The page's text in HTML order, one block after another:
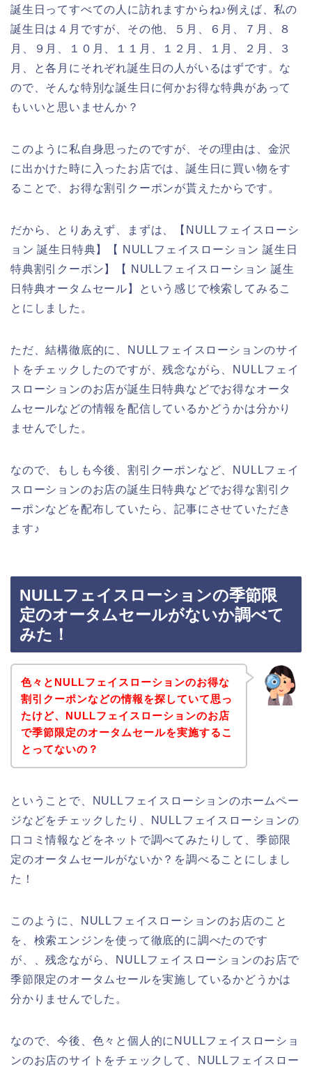
誕生日ってすべての人に訪れますからね♪例えば、私の
誕生日は４月ですが、その他、５月、６月、７月、８
月、９月、１０月、１１月、１２月、１月、２月、３
月、と各月にそれぞれ誕生日の人がいるはずです。な
ので、そんな特別な誕生日に何かお得な特典があって
もいいと思いませんか？
このように私自身思ったのですが、その理由は、金沢
に出かけた時に入ったお店では、誕生日に買い物をす
ることで、お得な割引クーポンが貰えたからです。
だから、とりあえず、まずは、【NULLフェイスローシ
ョン 誕生日特典】【 NULLフェイスローション 誕生日
特典割引クーポン】【 NULLフェイスローション 誕生
日特典オータムセール】という感じで検索してみるこ
とにしました。
ただ、結構徹底的に、NULLフェイスローションのサイ
トをチェックしたのですが、残念ながら、NULLフェイ
スローションのお店が誕生日特典などでお得なオータ
ムセールなどの情報を配信しているかどうかは分かり
ませんでした。
なので、もしも今後、割引クーポンなど、NULLフェイ
スローションのお店の誕生日特典などでお得な割引ク
ーポンなどを配布していたら、記事にさせていただき
ます♪
NULLフェイスローションの季節限
定のオータムセールがないか調べて
みた！
色々とNULLフェイスローションのお得な
割引クーポンなどの情報を探していて思っ
たけど、NULLフェイスローションのお店
で季節限定のオータムセールを実施するこ
とってないの？
ということで、NULLフェイスローションのホームペー
ジなどをチェックしたり、NULLフェイスローションの
口コミ情報などをネットで調べてみたりして、季節限
定のオータムセールがないか？を調べることにしまし
た！
このように、NULLフェイスローションのお店のこと
を、検索エンジンを使って徹底的に調べたのです
が、、残念ながら、NULLフェイスローションのお店で
季節限定のオータムセールを実施しているかどうかは
分かりませんでした。
なので、今後、色々と個人的にNULLフェイスローショ
ンのお店のサイトをチェックして、NULLフェイスロー